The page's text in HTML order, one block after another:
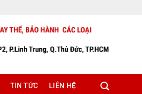
TIN TỨC LIÊN HỆ